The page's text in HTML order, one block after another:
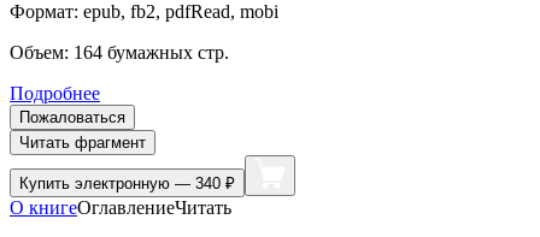
Формат: epub, fb2, pdfRead, mobi
Объем: 164 бумажных стр.
Подробнее
Пожаловаться
Читать фрагмент
Купить электронную — 340 ₽
О книгеОглавлениеЧитать